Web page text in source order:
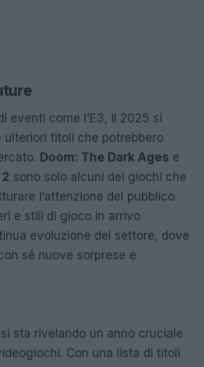
eventi come l’E3, il 2025 si
ulteriori titoli che potrebbero
Doom: The Dark Ages e
sono solo alcuni dei giochi che
l’attenzione del pubblico.
e stili di gioco in arrivo
evoluzione del settore, dove
sé nuove sorprese e
sta rivelando un anno cruciale
Con una lista di titoli